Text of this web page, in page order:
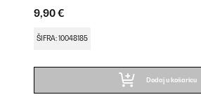
9,90 €
ŠIFRA: 10048185
Dodaj u košaricu